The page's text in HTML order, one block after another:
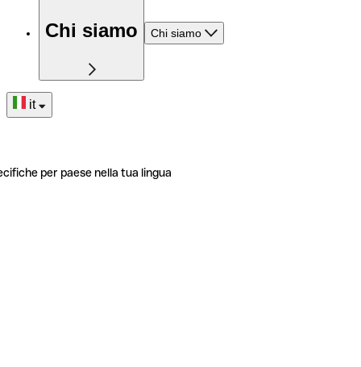
Chi siamo Chi siamo
it
per paese nella tua lingua